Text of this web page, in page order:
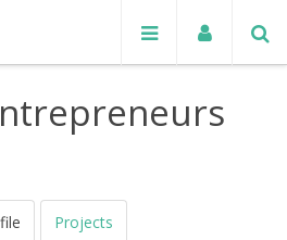
Projects